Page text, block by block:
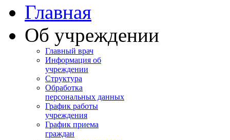
Главная
Об учреждении
Главный врач
Информация об
учреждении
Структура
Обработка
персональных данных
График работы
учреждения
График приема
граждан